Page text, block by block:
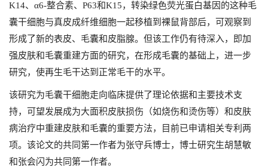
K14、α6-整合素、P63和K15，转染绿色荧光蛋白基因的这种毛
囊干细胞与真皮成纤维细胞一起移植到裸鼠背部后，可观察到
形成了新的表皮、毛囊和皮脂腺。但该工作仍有待深入，即加
强皮肤和毛囊重建方面的研究，在形成毛囊的基础上，进一步
研究，使再生毛干达到正常毛干的水平。
该研究为毛囊干细胞走向临床提供了理论依据和主要技术支
持，可望发展成为大面积皮肤损伤（如烧伤和烫伤等）和皮肤
病治疗中重建皮肤和毛囊的重要方法，目前已申请相关专利两
项。该论文的共同第一作者为张守兵博士，博士研究生胡慧敏
和张会闪为共同第一作者。